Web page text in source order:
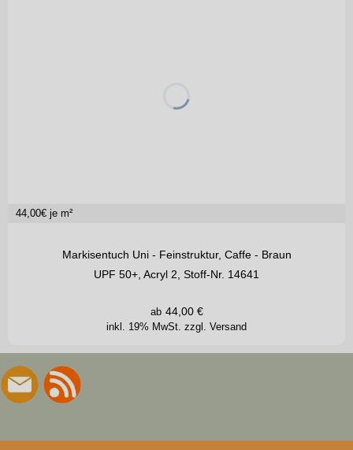
44,00€ je m²
Markisentuch Uni - Feinstruktur, Caffe - Braun
UPF 50+, Acryl 2, Stoff-Nr. 14641
inkl. 19% MwSt. zzgl. Versand
ab 44,00€